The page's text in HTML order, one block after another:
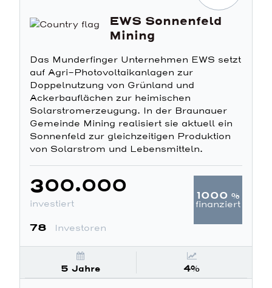
EWS Sonnenfeld
Mining
Das Munderfinger Unternehmen EWS setzt
auf Agri-Photovoltaikanlagen zur
Doppelnutzung von Grünland und
Ackerbauflächen zur heimischen
Solarstromerzeugung. In der Braunauer
Gemeinde Mining realisiert sie aktuell ein
Sonnenfeld zur gleichzeitigen Produktion
von Solarstrom und Lebensmitteln.
300.000
investiert
78 Investoren
1000 %
finanziert
5 Jahre 4%